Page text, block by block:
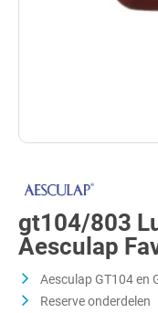
gt104/803
Aesculap
Aesculap GT104 en
Reserve onderdelen